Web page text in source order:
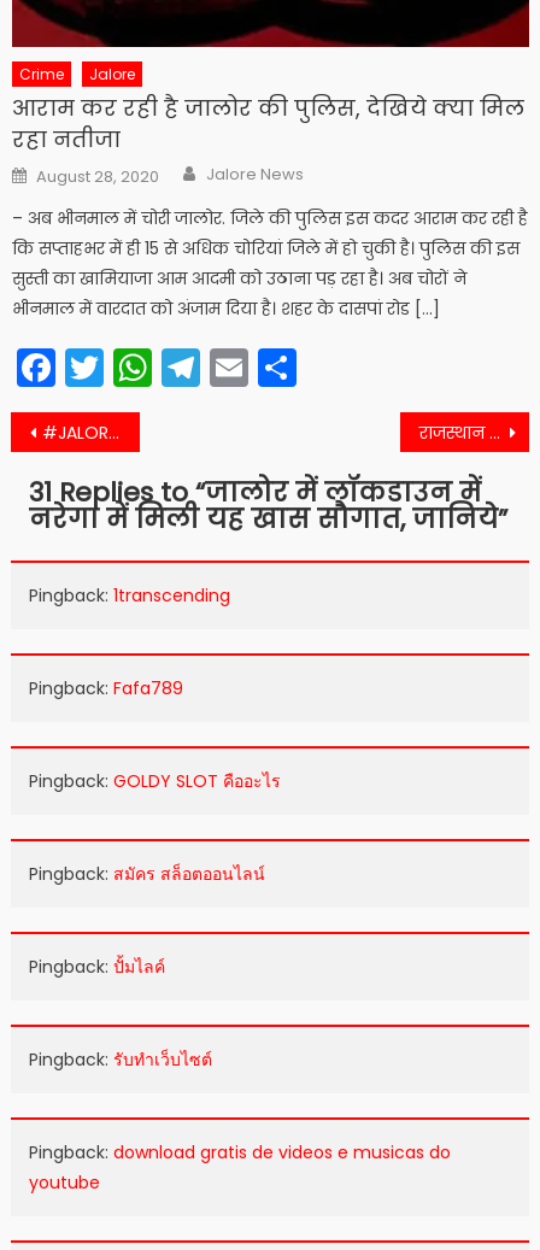
Crime Jalore
आराम कर रही है जालोर की पुलिस, देखिये क्या मिल
रहा नतीजा
Posted
on
August 28, 2020 Author
Jalore News
– अब भीनमाल में चोरी जालोर. जिले की पुलिस इस कदर आराम कर रही है
कि सप्ताहभर में ही 15 से अधिक चोरियां जिले में हो चुकी है। पुलिस की इस
सुस्ती का खामियाजा आम आदमी को उठाना पड़ रहा है। अब चोरों ने
भीनमाल में वारदात को अंजाम दिया है। शहर के दासपां रोड […]
Facebook
Twitter
WhatsApp
Telegram
Email
Post
navigation
#JALORE वर्तमान हालातों में किसानों को इस तरह मिलेगा ऋण राजस्थान में लॉकडाउन की मंदी के बाद अब यह तस्वीर दिखा रही सुनहरा भविष्य
31 Replies to “जालोर में लॉकडाउन में
नरेगा में मिली यह खास सौगात, जानिये”
Pingback: 1transcending
Pingback: Fafa789
Pingback: GOLDY SLOT คืออะไร
Pingback: สมัคร สล็อตออนไลน์
Pingback: ปั้มไลค์
Pingback: รับทำเว็บไซต์
Pingback: download gratis de videos e musicas do
youtube